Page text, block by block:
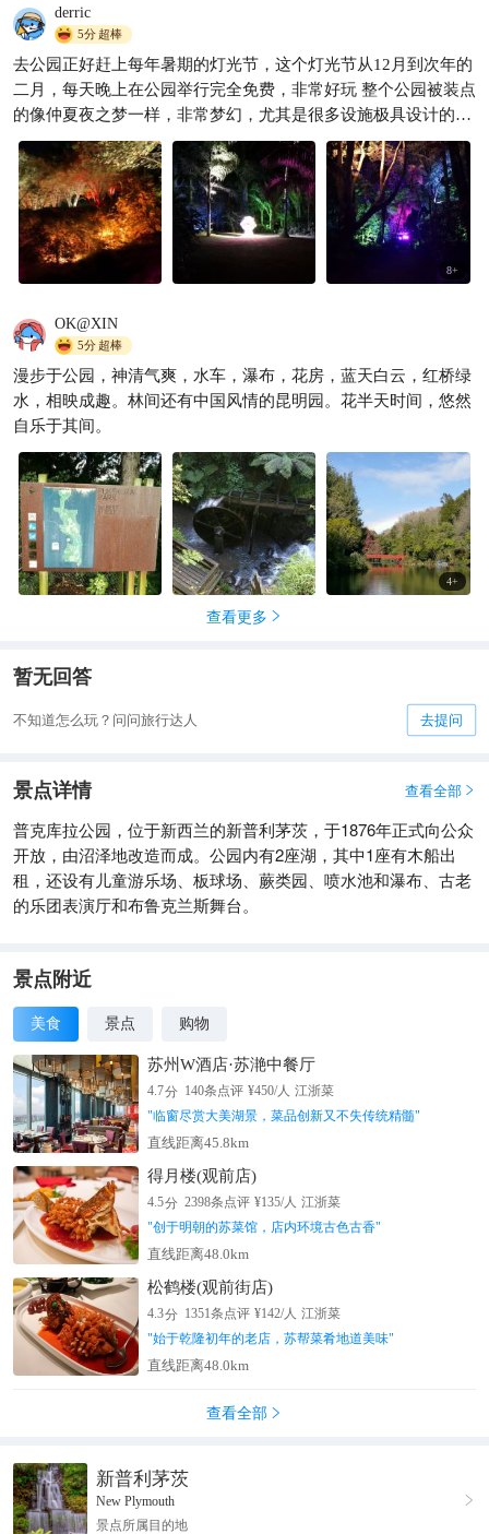
derric
5分超棒
去公园正好赶上每年暑期的灯光节，这个灯光节从12月到次年的
二月，每天晚上在公园举行完全免费，非常好玩 整个公园被装点
的像仲夏夜之梦一样，非常梦幻，尤其是很多设施极具设计的小
孩，玩的也很高兴 夜间中心琥珀上的游船都装点得夜灯璀璨
8+
OK@XIN
5分超棒
漫步于公园，神清气爽，水车，瀑布，花房，蓝天白云，红桥绿
水，相映成趣。林间还有中国风情的昆明园。花半天时间，悠然
自乐于其间。
4+
查看更多 
暂无回答
不知道怎么玩？问问旅行达人 去提问
景点详情 查看全部 
普克库拉公园，位于新西兰的新普利茅茨，于1876年正式向公众
开放，由沼泽地改造而成。公园内有2座湖，其中1座有木船出
租，还设有儿童游乐场、板球场、蕨类园、喷水池和瀑布、古老
的乐团表演厅和布鲁克兰斯舞台。
景点附近
美食 景点 购物
苏州W酒店·苏滟中餐厅
4.7分 140条点评 ¥450/人 江浙菜
"临窗尽赏大美湖景，菜品创新又不失传统精髓"
直线距离45.8km
得月楼(观前店)
4.5分 2398条点评 ¥135/人 江浙菜
"创于明朝的苏菜馆，店内环境古色古香"
直线距离48.0km
松鹤楼(观前街店)
4.3分 1351条点评 ¥142/人 江浙菜
"始于乾隆初年的老店，苏帮菜肴地道美味"
直线距离48.0km
查看全部 
新普利茅茨
New Plymouth
景点所属目的地
